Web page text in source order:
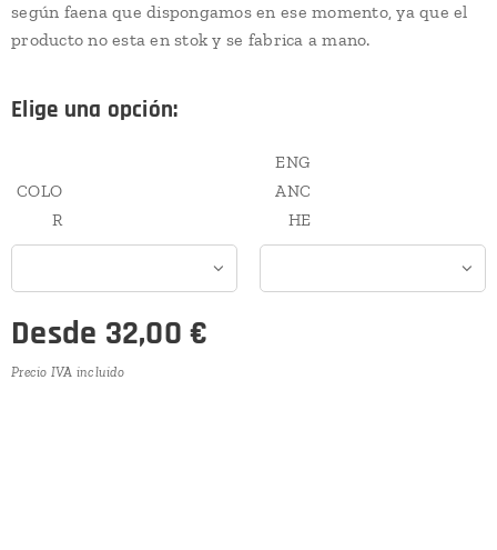
según faena que dispongamos en ese momento, ya que el
producto no esta en stok y se fabrica a mano.
Elige una opción:
COLO
R
ENG
ANC
HE
Desde 32,00 €
Precio IVA incluido